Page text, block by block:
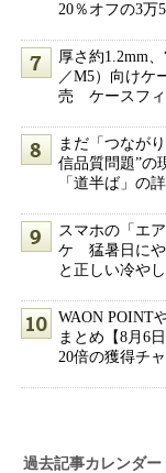
20％オフの3万
厚さ約1.2mm
／M5）向けケ
売 ケースフィ
まだ「つなが
信品質問題”
「道半ば」の
スマホの「エ
ケ 猛暑日にや
と正しい冷や
WAON POINT
まとめ【8月6
20倍の獲得チ
過去記事カレンダー